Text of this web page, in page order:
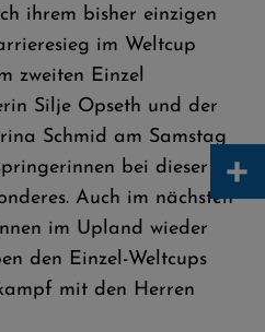
ihrem bisher einzigen
im Weltcup
zweiten Einzel
Silje Opseth und der
Schmid am Samstag
bei dieser
Auch im nächsten
im Upland wieder
den Einzel-Weltcups
mit den Herren
+